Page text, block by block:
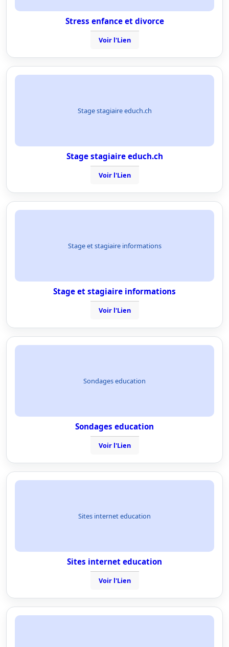
Stress enfance et divorce
Voir l'Lien
Stage stagiaire educh.ch
Stage stagiaire educh.ch
Voir l'Lien
Stage et stagiaire informations
Stage et stagiaire informations
Voir l'Lien
Sondages education
Sondages education
Voir l'Lien
Sites internet education
Sites internet education
Voir l'Lien